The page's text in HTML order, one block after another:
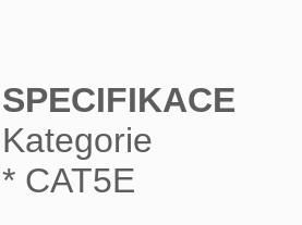
SPECIFIKACE
Kategorie
* CAT5E